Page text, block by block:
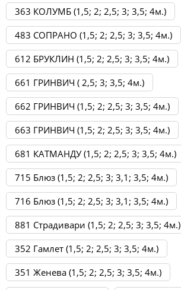
363 КОЛУМБ (1,5; 2; 2,5; 3; 3,5; 4м.)
483 СОПРАНО (1,5; 2; 2,5; 3; 3,5; 4м.)
612 БРУКЛИН (1,5; 2; 2,5; 3; 3,5; 4м.)
661 ГРИНВИЧ ( 2,5; 3; 3,5; 4м.)
662 ГРИНВИЧ (1,5; 2; 2,5; 3; 3,5; 4м.)
663 ГРИНВИЧ (1,5; 2; 2,5; 3; 3,5; 4м.)
681 КАТМАНДУ (1,5; 2; 2,5; 3; 3,5; 4м.)
715 Блюз (1,5; 2; 2,5; 3; 3,1; 3,5; 4м.)
716 Блюз (1,5; 2; 2,5; 3; 3,1; 3,5; 4м.)
881 Страдивари (1,5; 2; 2,5; 3; 3,5; 4м.)
352 Гамлет (1,5; 2; 2,5; 3; 3,5; 4м.)
351 Женева (1,5; 2; 2,5; 3; 3,5; 4м.)